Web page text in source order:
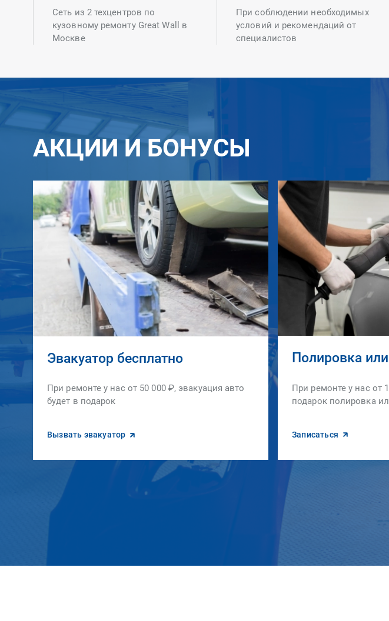
Сеть из 2 техцентров по
кузовному ремонту Great Wall в
Москве
При соблюдении необходимых
условий и рекомендаций от
специалистов
АКЦИИ И БОНУСЫ
Эвакуатор бесплатно
При ремонте у нас от 50 000 ₽, эвакуация авто
будет в подарок
Вызвать эвакуатор
Полировка
При ремонте у нас от
подарок полировка
Записаться